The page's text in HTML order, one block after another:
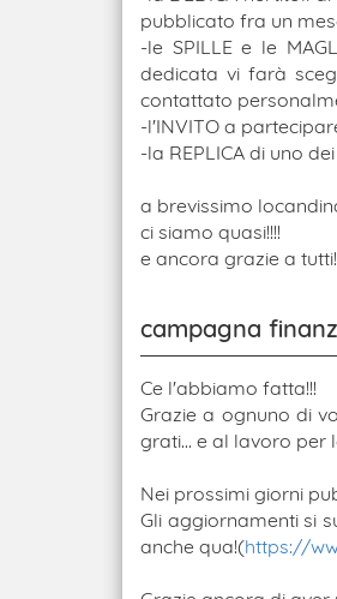
pubblicato fra un
-le SPILLE e le
dedicata vi farà
contattato
-l'INVITO a
-la REPLICA di uno
a brevissimo
ci siamo quasi!!!!
e ancora grazie a tutti!
campagna
Ce l'abbiamo fatta!!!
Grazie a ognuno di
grati... e al lavoro per
Nei prossimi giorni
Gli aggiornamenti si
anche qua!(https://